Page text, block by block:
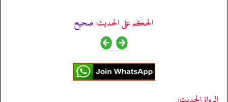
الحكم على الحديث:صحيح